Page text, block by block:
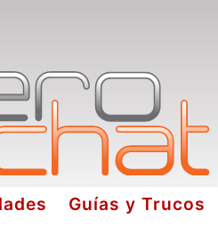
Guías y Trucos